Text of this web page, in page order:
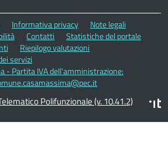
Informativa privacy
Note legali
Contatti
Statistiche del portale
Riepilogo valutazioni
servizi
- Partita IVA dell'amministrazione:
Polifunzionale (v. 10.41.2)